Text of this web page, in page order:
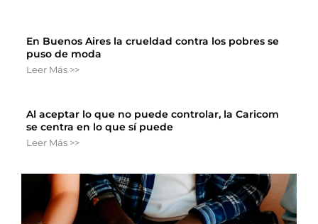
En Buenos Aires la crueldad contra los pobres se
puso de moda
Leer Más >>
Al aceptar lo que no puede controlar, la Caricom
se centra en lo que sí puede
Leer Más >>